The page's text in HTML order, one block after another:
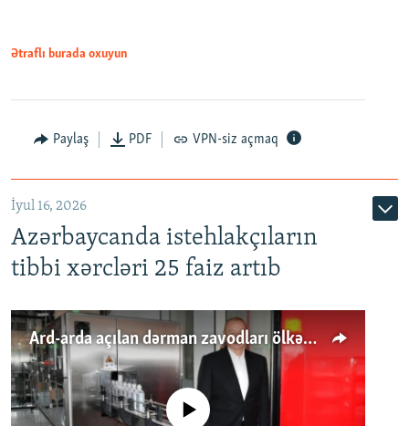
Ətraflı burada oxuyun
Paylaş PDF VPN-siz açmaq
İyul 16, 2026
Azərbaycanda istehlakçıların
tibbi xərcləri 25 faiz artıb
Ard-arda açılan dərman zavodları ölkənin tələbatını ödəyirmi?
No media source currently available